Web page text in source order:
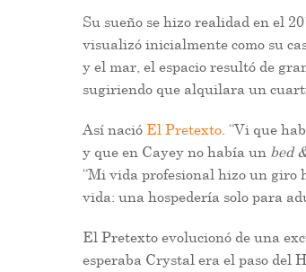
Su sueño se hizo realidad en el
visualizó inicialmente como su
y el mar, el espacio resultó de
sugiriendo que alquilara un
Así nació El Pretexto. “Vi que
y que en Cayey no había un bed
“Mi vida profesional hizo un giro
vida: una hospedería solo para
El Pretexto evolucionó de una
esperaba Crystal era el paso del